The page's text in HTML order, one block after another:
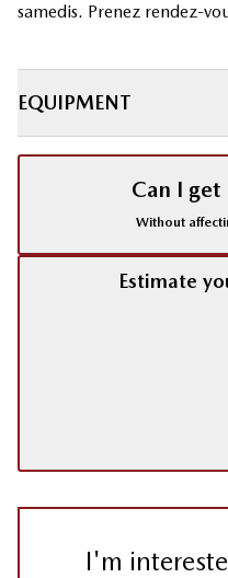
samedis. Prenez rendez-
EQUIPMENT
I'm
Can I
Without
Estimate